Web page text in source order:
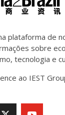
plataforma de
sobre
tecnologia e
ao IEST